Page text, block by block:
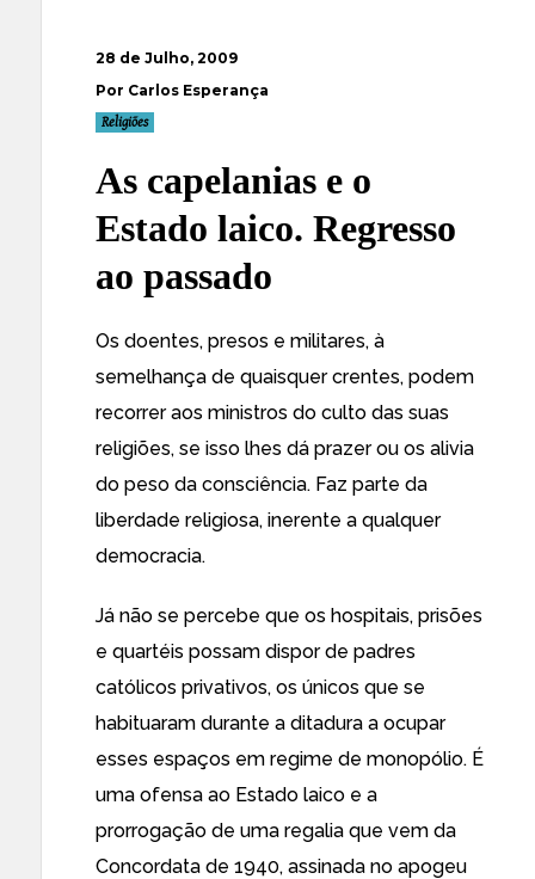
28 de Julho, 2009
Por Carlos Esperança
Religiões
As capelanias e o
Estado laico. Regresso
ao passado
Os doentes, presos e militares, à
semelhança de quaisquer crentes, podem
recorrer aos ministros do culto das suas
religiões, se isso lhes dá prazer ou os alivia
do peso da consciência. Faz parte da
liberdade religiosa, inerente a qualquer
democracia.
Já não se percebe que os hospitais, prisões
e quartéis possam dispor de padres
católicos privativos, os únicos que se
habituaram durante a ditadura a ocupar
esses espaços em regime de monopólio. É
uma ofensa ao Estado laico e a
prorrogação de uma regalia que vem da
Concordata de 1940, assinada no apogeu